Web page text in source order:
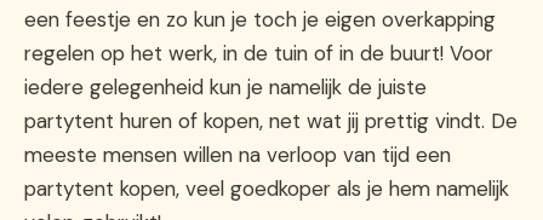
een feestje en zo kun je toch je eigen overkapping
regelen op het werk, in de tuin of in de buurt! Voor
iedere gelegenheid kun je namelijk de juiste
partytent huren of kopen, net wat jij prettig vindt. De
meeste mensen willen na verloop van tijd een
partytent kopen, veel goedkoper als je hem namelijk